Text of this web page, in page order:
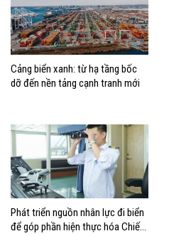
Cảng biển xanh: từ hạ tầng bốc
dỡ đến nền tảng cạnh tranh mới
Phát triển nguồn nhân lực đi biển
để góp phần hiện thực hóa Chiến